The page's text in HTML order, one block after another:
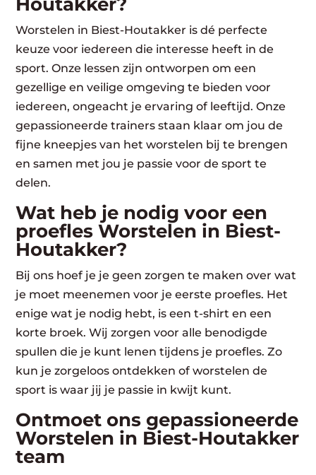
Worstelen in Biest-Houtakker is dé perfecte
keuze voor iedereen die interesse heeft in de
sport. Onze lessen zijn ontworpen om een
gezellige en veilige omgeving te bieden voor
iedereen, ongeacht je ervaring of leeftijd. Onze
gepassioneerde trainers staan klaar om jou de
fijne kneepjes van het worstelen bij te brengen
en samen met jou je passie voor de sport te
delen.
Wat heb je nodig voor een
proefles Worstelen in Biest-
Houtakker?
Bij ons hoef je je geen zorgen te maken over wat
je moet meenemen voor je eerste proefles. Het
enige wat je nodig hebt, is een t-shirt en een
korte broek. Wij zorgen voor alle benodigde
spullen die je kunt lenen tijdens je proefles. Zo
kun je zorgeloos ontdekken of worstelen de
sport is waar jij je passie in kwijt kunt.
Ontmoet ons gepassioneerde
Worstelen in Biest-Houtakker
team